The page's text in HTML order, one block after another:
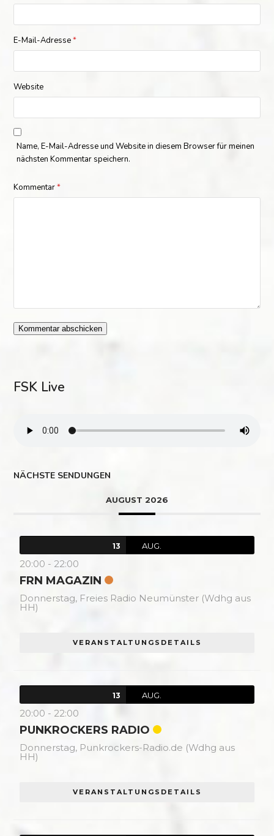
E-Mail-Adresse*
Website
Name, E-Mail-Adresse und Website in diesem Browser für meinen
nächsten Kommentar speichern.
Kommentar*
FSK Live
NÄCHSTE SENDUNGEN
AUGUST 2026
13 AUG.
20:00 - 22:00
FRN MAGAZIN
Donnerstag, Freies Radio Neumünster (Wdhg aus
HH)
VERANSTALTUNGSDETAILS
13 AUG.
20:00 - 22:00
PUNKROCKERS RADIO
Donnerstag, Punkrockers-Radio.de (Wdhg aus
HH)
VERANSTALTUNGSDETAILS